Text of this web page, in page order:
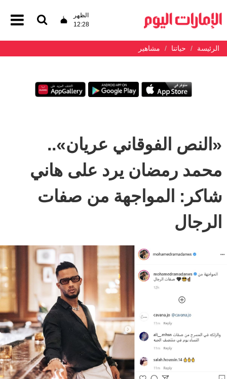
الظهر
12:28
الرئيسة حياتنا مشاهير
«النص الفوقاني عريان»..
محمد رمضان يرد على هاني
شاكر: المواجهة من صفات
الرجال